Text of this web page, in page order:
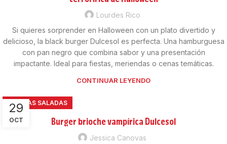
Lourdes Rico
Si quieres sorprender en Halloween con un plato divertido y
delicioso, la black burger Dulcesol es perfecta. Una hamburguesa
con pan negro que combina sabor y una presentación
impactante. Ideal para fiestas, meriendas o cenas temáticas.
CONTINUAR LEYENDO
29
OCT
RECETAS SALADAS
Burger brioche vampírica Dulcesol
Jessica Canovas